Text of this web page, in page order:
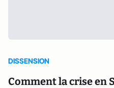
DISSENSION
Comment la crise en